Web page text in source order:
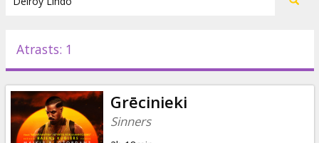
Pasākumi
Ziņas
Atrasts: 1
Grēcinieki
Sinners